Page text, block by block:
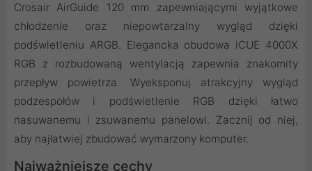
Crosair AirGuide 120 mm zapewniającymi wyjątkowe
chłodzenie oraz niepowtarzalny wygląd dzięki
podświetleniu ARGB. Elegancka obudowa iCUE 4000X
RGB z rozbudowaną wentylacją zapewnia znakomity
przepływ powietrza. Wyeksponuj atrakcyjny wygląd
podzespołów i podświetlenie RGB dzięki łatwo
nasuwanemu i zsuwanemu panelowi. Zacznij od niej,
aby najłatwiej zbudować wymarzony komputer.
Najważniejsze cechy